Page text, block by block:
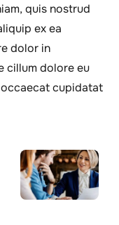
quis nostrud
ex ea
dolor in
cillum dolore eu
cupidatat